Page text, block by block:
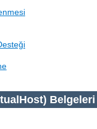
Belgeleri